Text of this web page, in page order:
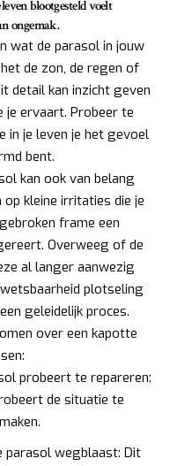
blootgesteld voelt
ongemak.
wat de parasol in jouw
de zon, de regen of
detail kan inzicht geven
je ervaart. Probeer te
in je leven je het gevoel
bent.
kan ook van belang
op kleine irritaties die je
frame een
Overweeg of de
al langer aanwezig
plotseling
geleidelijk proces.
over een kapotte
probeert te repareren:
de situatie te
parasol wegblaast: Dit